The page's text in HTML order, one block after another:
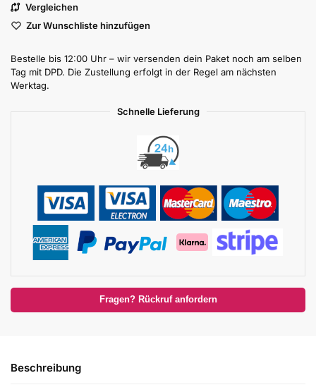
Vergleichen
Zur Wunschliste hinzufügen
Bestelle bis 12:00 Uhr – wir versenden dein Paket noch am selben
Tag mit DPD. Die Zustellung erfolgt in der Regel am nächsten
Werktag.
Schnelle Lieferung
Fragen? Rückruf anfordern
Beschreibung